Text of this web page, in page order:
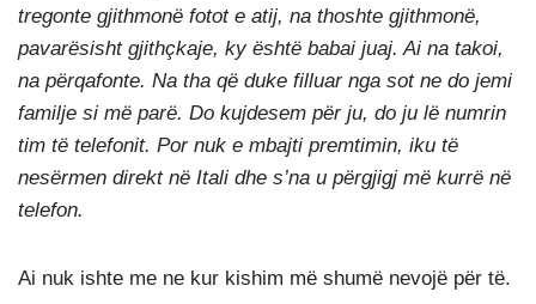
tregonte gjithmonë fotot e atij, na thoshte gjithmonë,
pavarësisht gjithçkaje, ky është babai juaj. Ai na takoi,
na përqafonte. Na tha që duke filluar nga sot ne do jemi
familje si më parë. Do kujdesem për ju, do ju lë numrin
tim të telefonit. Por nuk e mbajti premtimin, iku të
nesërmen direkt në Itali dhe s’na u përgjigj më kurrë në
telefon.
Ai nuk ishte me ne kur kishim më shumë nevojë për të.